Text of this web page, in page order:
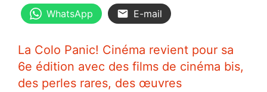
WhatsApp E-mail
La Colo Panic! Cinéma revient pour sa
6e édition avec des films de cinéma bis,
des perles rares, des œuvres